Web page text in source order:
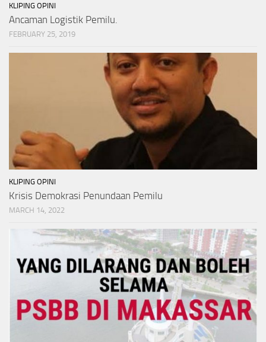
KLIPING OPINI
Ancaman Logistik Pemilu.
FEBRUARY 25, 2019
KLIPING OPINI
Krisis Demokrasi Penundaan Pemilu
MARCH 14, 2022